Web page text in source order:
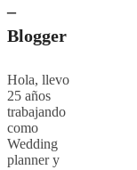
–
Blogger
Hola, llevo
25 años
trabajando
como
Wedding
planner y